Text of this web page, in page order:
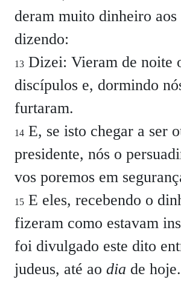
deram muito dinheiro aos
dizendo:
13 Dizei: Vieram de noite
discípulos e, dormindo
furtaram.
14 E, se isto chegar a ser
presidente, nós o
vos poremos em
15 E eles, recebendo o
fizeram como estavam
foi divulgado este dito
judeus, até ao dia de hoje.